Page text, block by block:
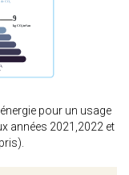
pour un usage
années 2021,2022 et